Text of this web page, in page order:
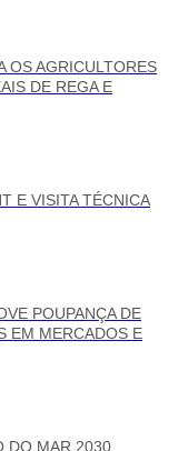
OS AGRICULTORES
DE REGA E
E VISITA TÉCNICA
POUPANÇA DE
EM MERCADOS E
DO MAR 2030